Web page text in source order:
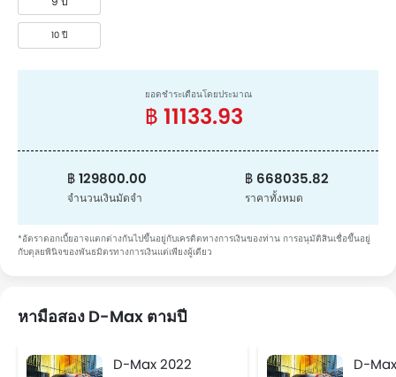
10 ปี
ยอดชำระเดือนโดยประมาณ
฿ 11133.93
฿ 129800.00
จำนวนเงินมัดจำ
฿ 668035.82
ราคาทั้งหมด
*อัตราดอกเบี้ยอาจแตกต่างกันไปขึ้นอยู่กับเครดิตทางการเงินของท่าน การอนุมัติสินเชื่อขึ้นอยู่
กับดุลยพินิจของพันธมิตรทางการเงินแต่เพียงผู้เดียว
หามือสอง D-Max ตามปี
D-Max 2022 D-